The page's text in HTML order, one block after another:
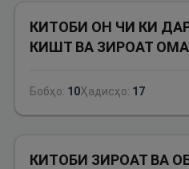
КИТОБИ ОН ЧИ КИ
КИШТ ВА ЗИРОАТ
Бобҳо: 10Ҳадисҳо: 17
КИТОБИ ЗИРОАТ ВА